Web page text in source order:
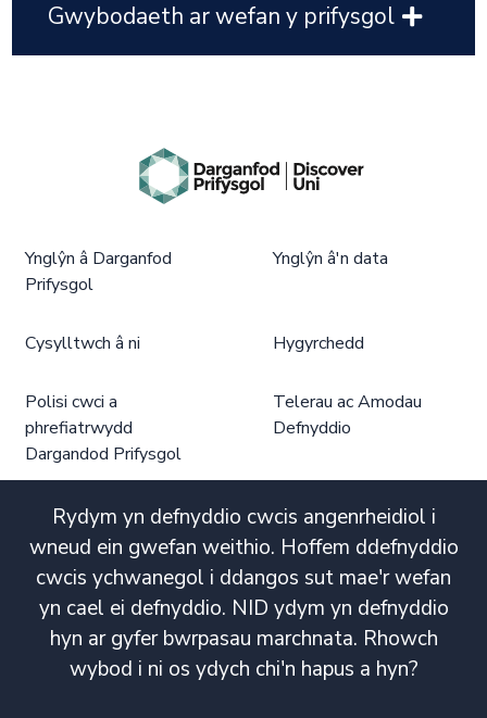
Gwybodaeth ar wefan y prifysgol
Rydym yn defnyddio cwcis angenrheidiol i
wneud ein gwefan weithio. Hoffem ddefnyddio
cwcis ychwanegol i ddangos sut mae'r wefan
yn cael ei defnyddio. NID ydym yn defnyddio
hyn ar gyfer bwrpasau marchnata. Rhowch
wybod i ni os ydych chi'n hapus a hyn?
Ynglŷn â Darganfod
Prifysgol
Ynglŷn â'n data
Cysylltwch â ni Hygyrchedd
Polisi cwci a
phrefiatrwydd
Dargandod Prifysgol
Telerau ac Amodau
Defnyddio